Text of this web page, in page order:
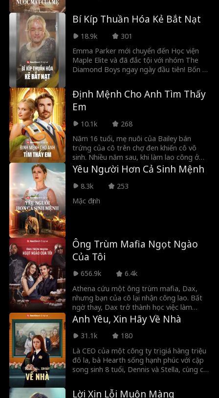
đến một cái kết viên mãn không ngờ?
Bí Kíp Thuần Hóa Kẻ Bắt Nạt
18.9k
301
Emma Parker mới chuyển đến Học viện
Maple Elite và đã đắc tội với nhóm The
Diamond Boys ngay ngày đầu tiên! Bốn vị
xem cô là kẻ thù số một. Nhưng sự thật
đằng sau là gì? Rowan Calloway hành xử
như một kẻ độc tài, nhưng anh ta có thực
bên giúp đỡ cô, liệu họ đã quen nhau từ
trước? Emma sẽ chọn ai: kẻ thù lớn nhất
hay người bạn thanh mai trúc mã?
Định Mệnh Cho Anh Tìm Thấy
Em
10.1k
268
Năm 16 tuổi, mẹ nuôi của Bailey bán
trứng của cô trên chợ đen khiến cô vô
sinh. Nhiều năm sau, khi làm lao công ở
trường, cô cứu một bé gái khỏi tay kẻ bắt
cóc và gặp gỡ cha cô bé - một tỷ phú ẩn
danh đang trong cuộc chiến giành quyền
nhoáng của họ dần trở thành tình yêu
Yêu Người Hơn Cả Sinh Mệnh
8.3k
253
Mặc định
Ông Trùm Mafia Ngọt Ngào
Của Tôi
656.9k
6.4k
Athena cứu một ông trùm mafia, Dax,
nhưng bạn của cô lại nhận công lao. Bất
ngờ thay, Dax trở thành học việc làm
bánh của Athena. Liệu anh có phát hiện ra
Athena chính là người đã cứu mình?
Athena sẽ làm gì khi phát hiện học việc
thế giới ngầm?
Anh Yêu, Xin Hãy Về Nhà
31.1k
180
Là CEO của một công ty trị giá hàng triệu
đô la, bà Hearth sống hạnh phúc với cặp
song sinh 8 tuổi, Dennis và Stella, cùng chị
bà, John, cố gắng bắt cóc Dennis nhưng
Lời Xin Lỗi Muộn Màng